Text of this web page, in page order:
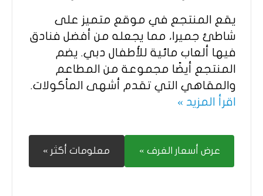
يقع المنتجع في موقع متميز على
شاطئ جميرا، مما يجعله من أفضل فنادق
فيها ألعاب مائية للأطفال دبي. يضم
المنتجع أيضًا مجموعة من المطاعم
والمقاهي التي تقدم أشهى المأكولات.
اقرأ المزيد »
عرض أسعار الغرف » معلومات أكثر »